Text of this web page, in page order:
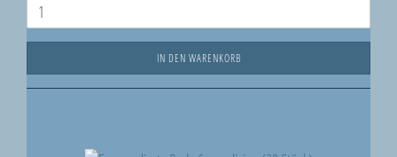
IN DEN WARENKORB